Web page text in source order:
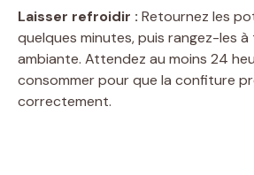
Laisser refroidir : Retournez les
quelques minutes, puis rangez-les
ambiante. Attendez au moins 24
consommer pour que la confiture
correctement.